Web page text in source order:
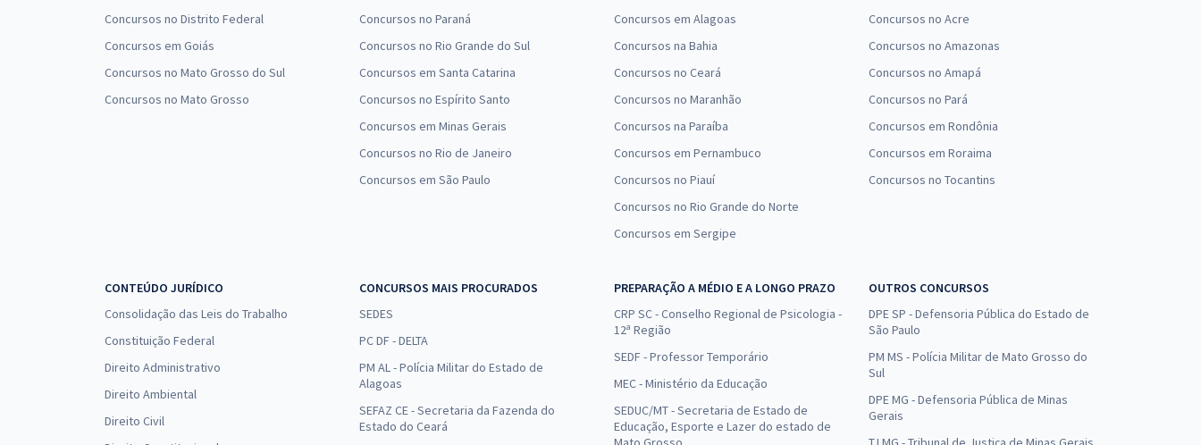
Concursos no Distrito Federal
Concursos em Goiás
Concursos no Mato Grosso do Sul
Concursos no Mato Grosso
Concursos no Paraná
Concursos no Rio Grande do Sul
Concursos em Santa Catarina
Concursos no Espírito Santo
Concursos em Minas Gerais
Concursos no Rio de Janeiro
Concursos em São Paulo
Concursos em Alagoas
Concursos na Bahia
Concursos no Ceará
Concursos no Maranhão
Concursos na Paraíba
Concursos em Pernambuco
Concursos no Piauí
Concursos no Rio Grande do Norte
Concursos em Sergipe
Concursos no Acre
Concursos no Amazonas
Concursos no Amapá
Concursos no Pará
Concursos em Rondônia
Concursos em Roraima
Concursos no Tocantins
CONTEÚDO JURÍDICO
Consolidação das Leis do Trabalho
Constituição Federal
Direito Administrativo
Direito Ambiental
Direito Civil
CONCURSOS MAIS PROCURADOS
SEDES
PC DF - DELTA
PM AL - Polícia Militar do Estado de
Alagoas
SEFAZ CE - Secretaria da Fazenda do
Estado do Ceará
PREPARAÇÃO A MÉDIO E A LONGO PRAZO
CRP SC - Conselho Regional de Psicologia -
12ª Região
SEDF - Professor Temporário
MEC - Ministério da Educação
SEDUC/MT - Secretaria de Estado de
Educação, Esporte e Lazer do estado de
OUTROS CONCURSOS
DPE SP - Defensoria Pública do Estado de
São Paulo
PM MS - Polícia Militar de Mato Grosso do
Sul
DPE MG - Defensoria Pública de Minas
Gerais